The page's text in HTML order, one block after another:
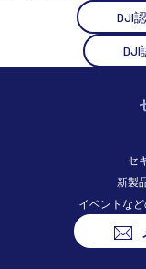
DJI
DJI
セ
新製
イベントな